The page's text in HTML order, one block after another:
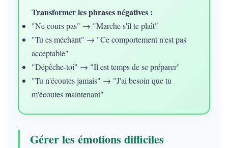
Transformer les phrases négatives :
"Ne cours pas" → "Marche s'il te plaît"
"Tu es méchant" → "Ce comportement n'est pas
acceptable"
"Dépêche-toi" → "Il est temps de se préparer"
"Tu n'écoutes jamais" → "J'ai besoin que tu
m'écoutes maintenant"
Gérer les émotions difficiles